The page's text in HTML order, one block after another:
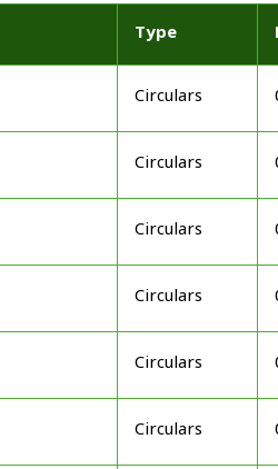
Type
Circulars
Circulars
Circulars
Circulars
Circulars
Circulars